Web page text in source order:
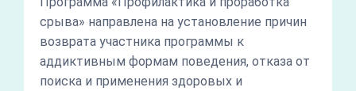
срыва» направлена на установление причин
возврата участника программы к
аддиктивным формам поведения, отказа от
поиска и применения здоровых и